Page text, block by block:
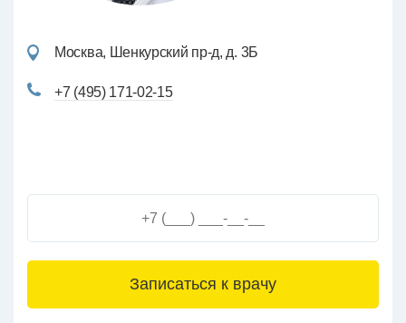
Москва, Шенкурский пр-д, д. 3Б
+7 (495) 171-02-15
3+6=